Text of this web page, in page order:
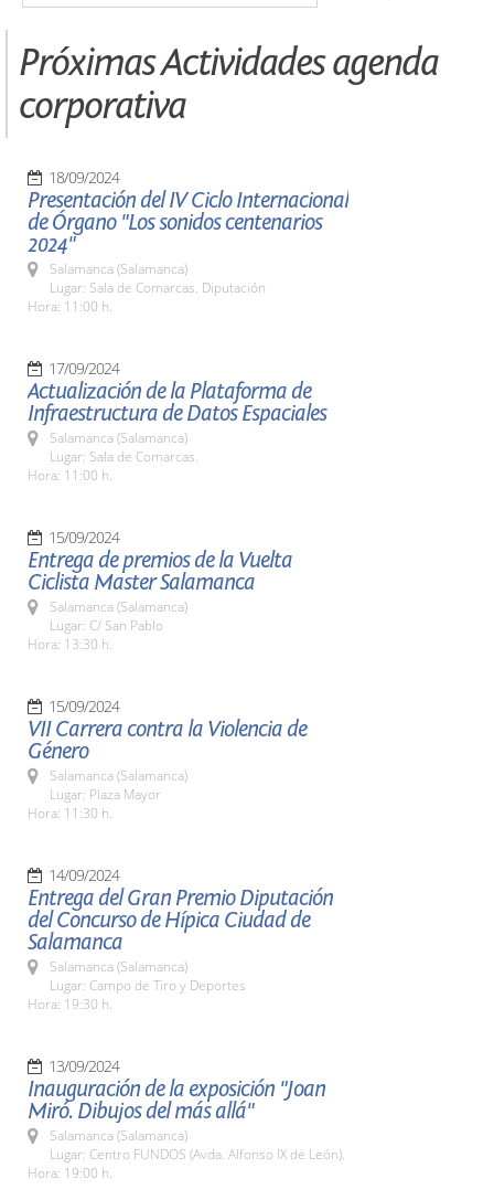
Próximas Actividades agenda
corporativa
18/09/2024
Presentación del IV Ciclo Internacional
de Órgano "Los sonidos centenarios
2024"
Salamanca (Salamanca)
Lugar: Sala de Comarcas. Diputación
Hora: 11:00 h.
17/09/2024
Actualización de la Plataforma de
Infraestructura de Datos Espaciales
Salamanca (Salamanca)
Lugar: Sala de Comarcas.
Hora: 11:00 h.
15/09/2024
Entrega de premios de la Vuelta
Ciclista Master Salamanca
Salamanca (Salamanca)
Lugar: C/ San Pablo
Hora: 13:30 h.
15/09/2024
VII Carrera contra la Violencia de
Género
Salamanca (Salamanca)
Lugar: Plaza Mayor
Hora: 11:30 h.
14/09/2024
Entrega del Gran Premio Diputación
del Concurso de Hípica Ciudad de
Salamanca
Salamanca (Salamanca)
Lugar: Campo de Tiro y Deportes
Hora: 19:30 h.
13/09/2024
Inauguración de la exposición "Joan
Miró. Dibujos del más allá"
Salamanca (Salamanca)
Lugar: Centro FUNDOS (Avda. Alfonso IX de León).
Hora: 19:00 h.